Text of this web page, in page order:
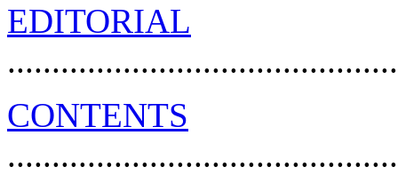
EDITORIAL
CONTENTS